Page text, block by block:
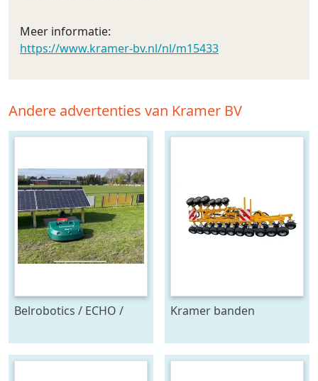
Meer informatie:
https://www.kramer-bv.nl/nl/m15433
Andere advertenties van Kramer BV
Belrobotics / ECHO /
leverancier
zonnepanelen accu
Kramer banden